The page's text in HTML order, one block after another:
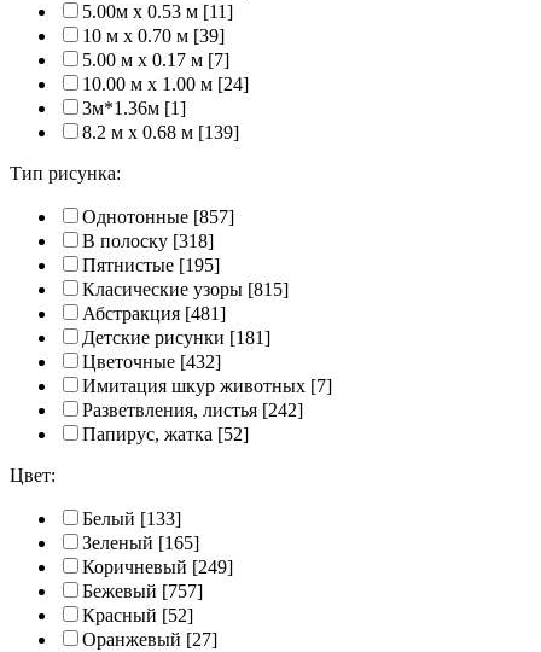
5.00м x 0.53 м [11]
10 м x 0.70 м [39]
5.00 м x 0.17 м [7]
10.00 м x 1.00 м [24]
3м*1.36м [1]
8.2 м x 0.68 м [139]
Тип рисунка:
Однотонные [857]
В полоску [318]
Пятнистые [195]
Класические узоры [815]
Абстракция [481]
Детские рисунки [181]
Цветочные [432]
Имитация шкур животных [7]
Разветвления, листья [242]
Папирус, жатка [52]
Цвет:
Белый [133]
Зеленый [165]
Коричневый [249]
Бежевый [757]
Красный [52]
Оранжевый [27]